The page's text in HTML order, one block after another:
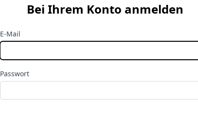
Bei Ihrem Konto anmelden
E-Mail
Passwort